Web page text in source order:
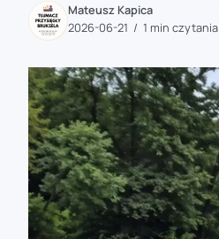
zaobserwuj nas
zaobserwuj nas
zaobserwuj nas
zaobserwuj nas
Mateusz Kapica
2026-06-21
1 min czytania